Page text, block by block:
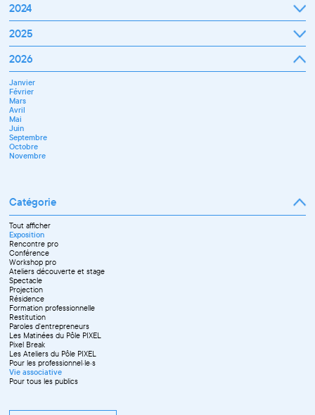
Janvier
Février
Mars
Avril
Septembre
Octobre
Novembre
Décembre
2024
Janvier
Février
Mars
Avril
Juin
Juillet
Septembre
Novembre
Décembre
2025
Janvier
Février
Mars
Avril
Mai
Juin
Juillet
Septembre
Octobre
Novembre
Décembre
2026
Janvier
Février
Mars
Avril
Mai
Juin
Septembre
Octobre
Novembre
Catégorie
Tout afficher
Exposition
Rencontre pro
Conférence
Workshop pro
Ateliers découverte et stage
Spectacle
Projection
Résidence
Formation professionnelle
Restitution
Paroles d'entrepreneurs
Les Matinées du Pôle PIXEL
Pixel Break
Les Ateliers du Pôle PIXEL
Pour les professionnel·le·s
Vie associative
Pour tous les publics